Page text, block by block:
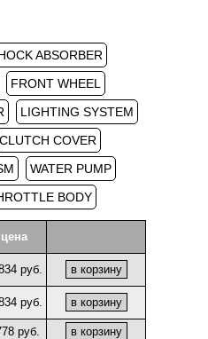
ABSORBER
FRONT WHEEL
LIGHTING SYSTEM
CLUTCH COVER
WATER PUMP
BODY
цена
руб.
руб.
руб.